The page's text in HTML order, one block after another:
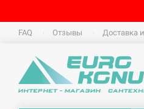
FAQ Отзывы Доставка